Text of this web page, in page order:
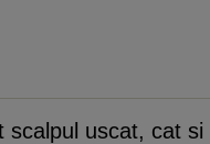
uscat, cat